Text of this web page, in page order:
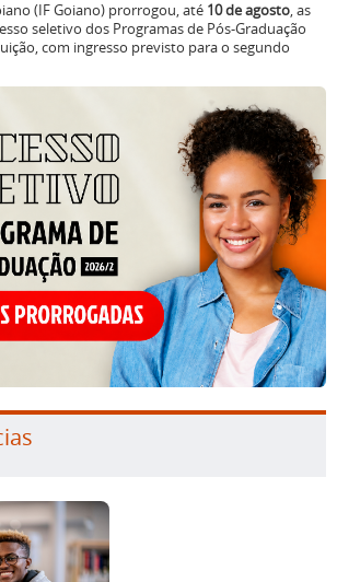
(IF Goiano) prorrogou, até 10 de agosto, as
seletivo dos Programas de Pós-Graduação
com ingresso previsto para o segundo